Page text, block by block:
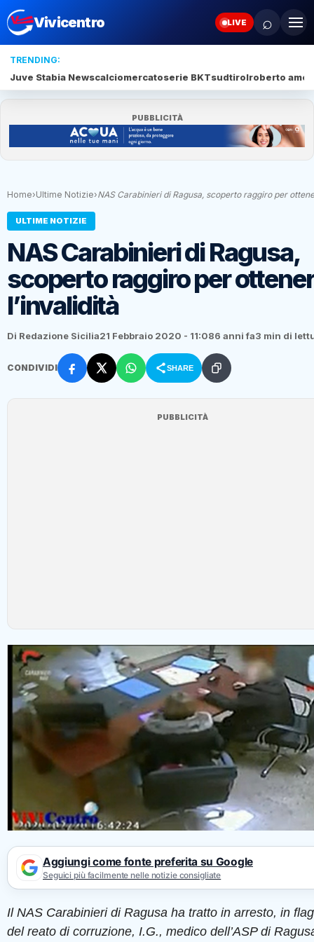
Vivicentro LIVE ⌕
TRENDING:
Juve Stabia Newscalciomercatoserie BKTsudtirolroberto
PUBBLICITÀ
Home›Ultime Notizie›NAS Carabinieri di Ragusa, scoperto raggiro per
ULTIME NOTIZIE
NAS Carabinieri di Ragusa,
scoperto raggiro per
l’invalidità
Di Redazione Sicilia21 Febbraio 2020 - 11:086 anni fa3 min di
CONDIVIDI SHARE
PUBBLICITÀ
Aggiungi come fonte preferita su Google
Seguici più facilmente nelle notizie consigliate
Il NAS Carabinieri di Ragusa ha tratto in arresto, in
del reato di corruzione, I.G., medico dell’ASP di